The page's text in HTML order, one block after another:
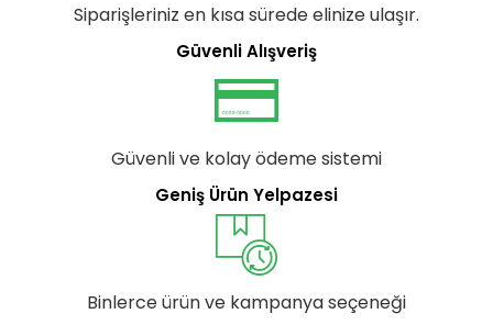
Siparişleriniz en kısa sürede elinize ulaşır.
Güvenli Alışveriş
Güvenli ve kolay ödeme sistemi
Geniş Ürün Yelpazesi
Binlerce ürün ve kampanya seçeneği